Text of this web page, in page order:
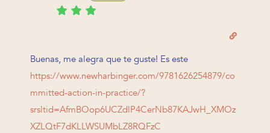
Buenas, me alegra que te guste! Es este
https://www.newharbinger.com/9781626254879/co
mmitted-action-in-practice/?
srsltid=AfmBOop6UCZdlP4CerNb87KAJwH_XMOz
XZLQtF7dKLLWSUMbLZ8RQFzC